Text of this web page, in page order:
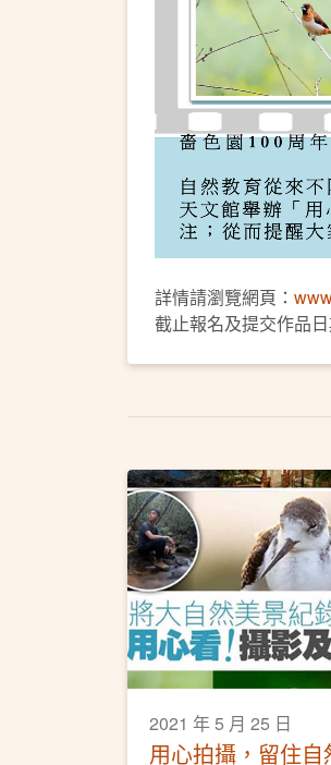
詳情請瀏覽網頁：
截止報名及提交作品
2021 年 5 月 25 日
用心拍攝，留住